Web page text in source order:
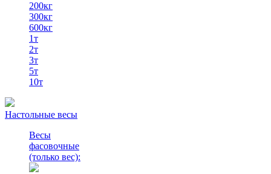
200кг
300кг
600кг
1т
2т
3т
5т
10т
Настольные весы
Весы
фасовочные
(только вес):